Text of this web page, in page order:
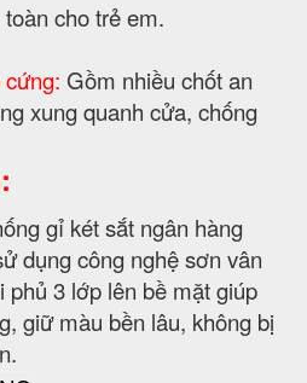
toàn cho trẻ em.
cứng: Gồm nhiều chốt an
xung quanh cửa, chống
gỉ két sắt ngân hàng
dụng công nghệ sơn vân
phủ 3 lớp lên bề mặt giúp
giữ màu bền lâu, không bị